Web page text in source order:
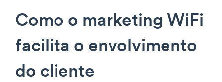
Como o marketing WiFi
facilita o envolvimento
do cliente